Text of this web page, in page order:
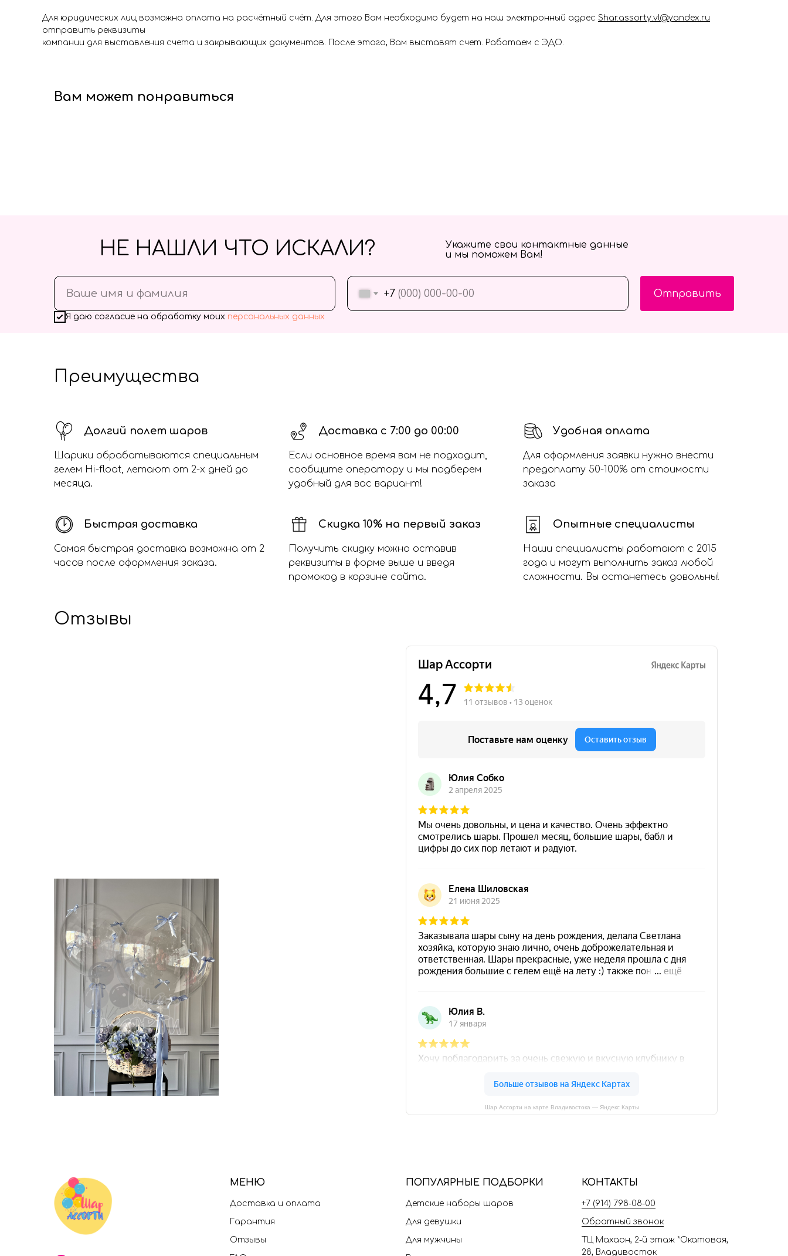
Для юридических лиц возможна оплата на расчётный счёт. Для этого Вам необходимо будет на наш электронный адрес Shar.assorty.vl@yandex.ru
отправить реквизиты
компании для выставления счета и закрывающих документов. После этого, Вам выставят счет. Работаем с ЭДО.
Вам может понравиться
+7
Я даю согласие на обработку моих персональных данных
Отправить
НЕ НАШЛИ ЧТО ИСКАЛИ?
Укажите свои контактные данные
и мы поможем Вам!
Преимущества
Долгий полет шаров
Шарики обрабатываются специальным
гелем Hi-float, летают от 2-х дней до
месяца.
Доставка с 7:00 до 00:00
Если основное время вам не подходит,
сообщите оператору и мы подберем
удобный для вас вариант!
Удобная оплата
Для оформления заявки нужно внести
предоплату 50-100% от стоимости
заказа
Быстрая доставка
Самая быстрая доставка возможна от 2
часов после оформления заказа.
Скидка 10% на первый заказ
Получить скидку можно оставив
реквизиты в форме выше и введя
промокод в корзине сайта.
Опытные специалисты
Наши специалисты работают с 2015
года и могут выполнить заказ любой
сложности. Вы останетесь довольны!
Отзывы
Шар Ассорти на карте Владивостока — Яндекс Карты
МЕНЮ
Доставка и оплата
Гарантия
Отзывы
ПОПУЛЯРНЫЕ ПОДБОРКИ
Детские наборы шаров
Для девушки
Для мужчины
КОНТАКТЫ
+7 (914) 798-08-00
Обратный звонок
ТЦ Махаон, 2-й этаж *Окатовая,
28, Владивосток